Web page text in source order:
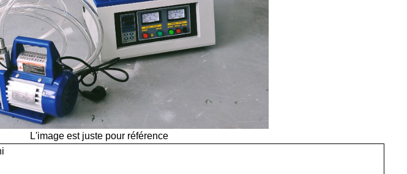
L'image est juste pour référence